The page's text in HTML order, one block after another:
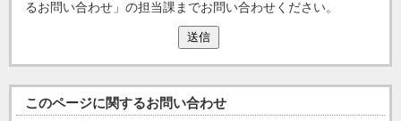
るお問い合わせ」の担当課までお問い合わせください。
送信
このページに関するお問い合わせ